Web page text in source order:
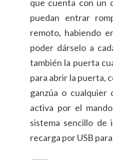
que cuenta con un
puedan entrar
remoto, habiendo
poder dárselo a
también la puerta
para abrir la puerta,
ganzúa o cualquier
activa por el
sistema sencillo
recarga por USB